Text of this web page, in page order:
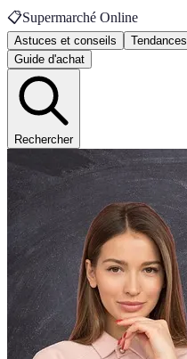
📋Supermarché Online
Astuces et conseils Tendances
Guide d'achat
Rechercher